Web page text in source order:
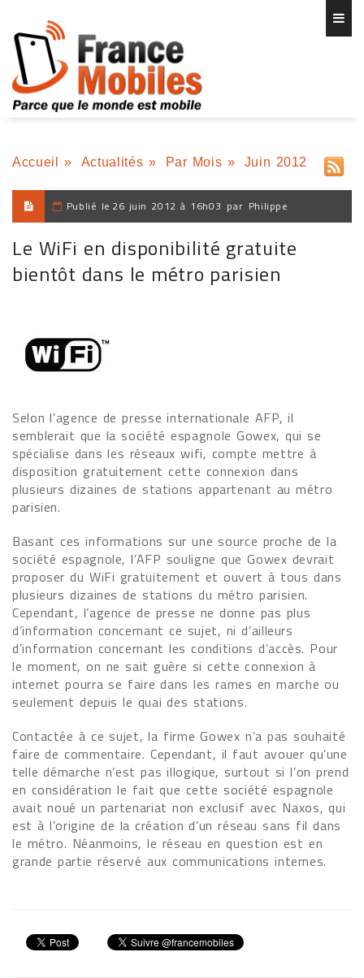
Accueil » Actualités » Par Mois » Juin 2012
Publié le 26 juin 2012 à 16h03 par Philippe
Le WiFi en disponibilité gratuite
bientôt dans le métro parisien
Selon l’agence de presse internationale AFP, il
semblerait que la société espagnole Gowex, qui se
spécialise dans les réseaux wifi, compte mettre à
disposition gratuitement cette connexion dans
plusieurs dizaines de stations appartenant au métro
parisien.
Basant ces informations sur une source proche de la
société espagnole, l’AFP souligne que Gowex devrait
proposer du WiFi gratuitement et ouvert à tous dans
plusieurs dizaines de stations du métro parisien.
Cependant, l’agence de presse ne donne pas plus
d’information concernant ce sujet, ni d’ailleurs
d’information concernant les conditions d’accès. Pour
le moment, on ne sait guère si cette connexion à
internet pourra se faire dans les rames en marche ou
seulement depuis le quai des stations.
Contactée à ce sujet, la firme Gowex n’a pas souhaité
faire de commentaire. Cependant, il faut avouer qu’une
telle démarche n’est pas illogique, surtout si l’on prend
en considération le fait que cette société espagnole
avait noué un partenariat non exclusif avec Naxos, qui
est à l’origine de la création d’un réseau sans fil dans
le métro. Néanmoins, le réseau en question est en
grande partie réservé aux communications internes.